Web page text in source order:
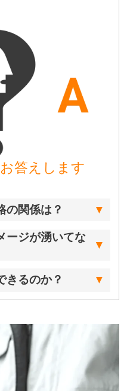
答えします
の関係は？
ージが湧いてな
きるのか？